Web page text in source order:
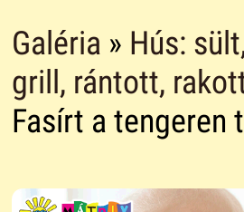
Galéria » Hús:
grill, rántott,
Fasírt a tengeren